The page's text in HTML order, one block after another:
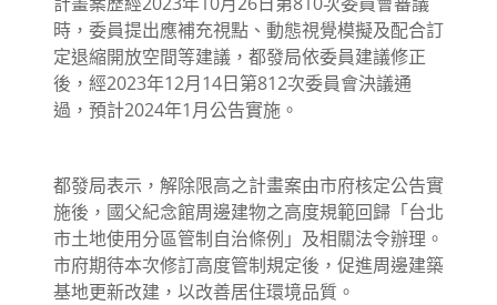
時，委員提出應補充視點、動態視覺模擬及配合訂
定退縮開放空間等建議，都發局依委員建議修正
後，經2023年12月14日第812次委員會決議通
過，預計2024年1月公告實施。
都發局表示，解除限高之計畫案由市府核定公告實
施後，國父紀念館周邊建物之高度規範回歸「台北
市土地使用分區管制自治條例」及相關法令辦理。
市府期待本次修訂高度管制規定後，促進周邊建築
基地更新改建，以改善居住環境品質。